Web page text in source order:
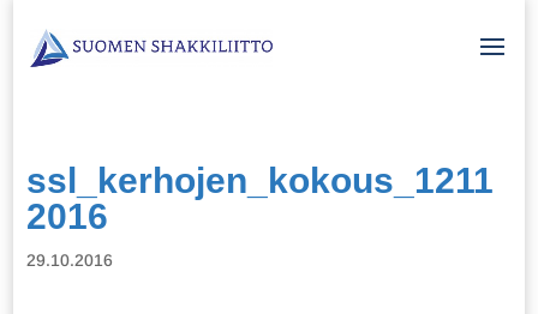
ssl_kerhojen_kokous_1211
2016
29.10.2016